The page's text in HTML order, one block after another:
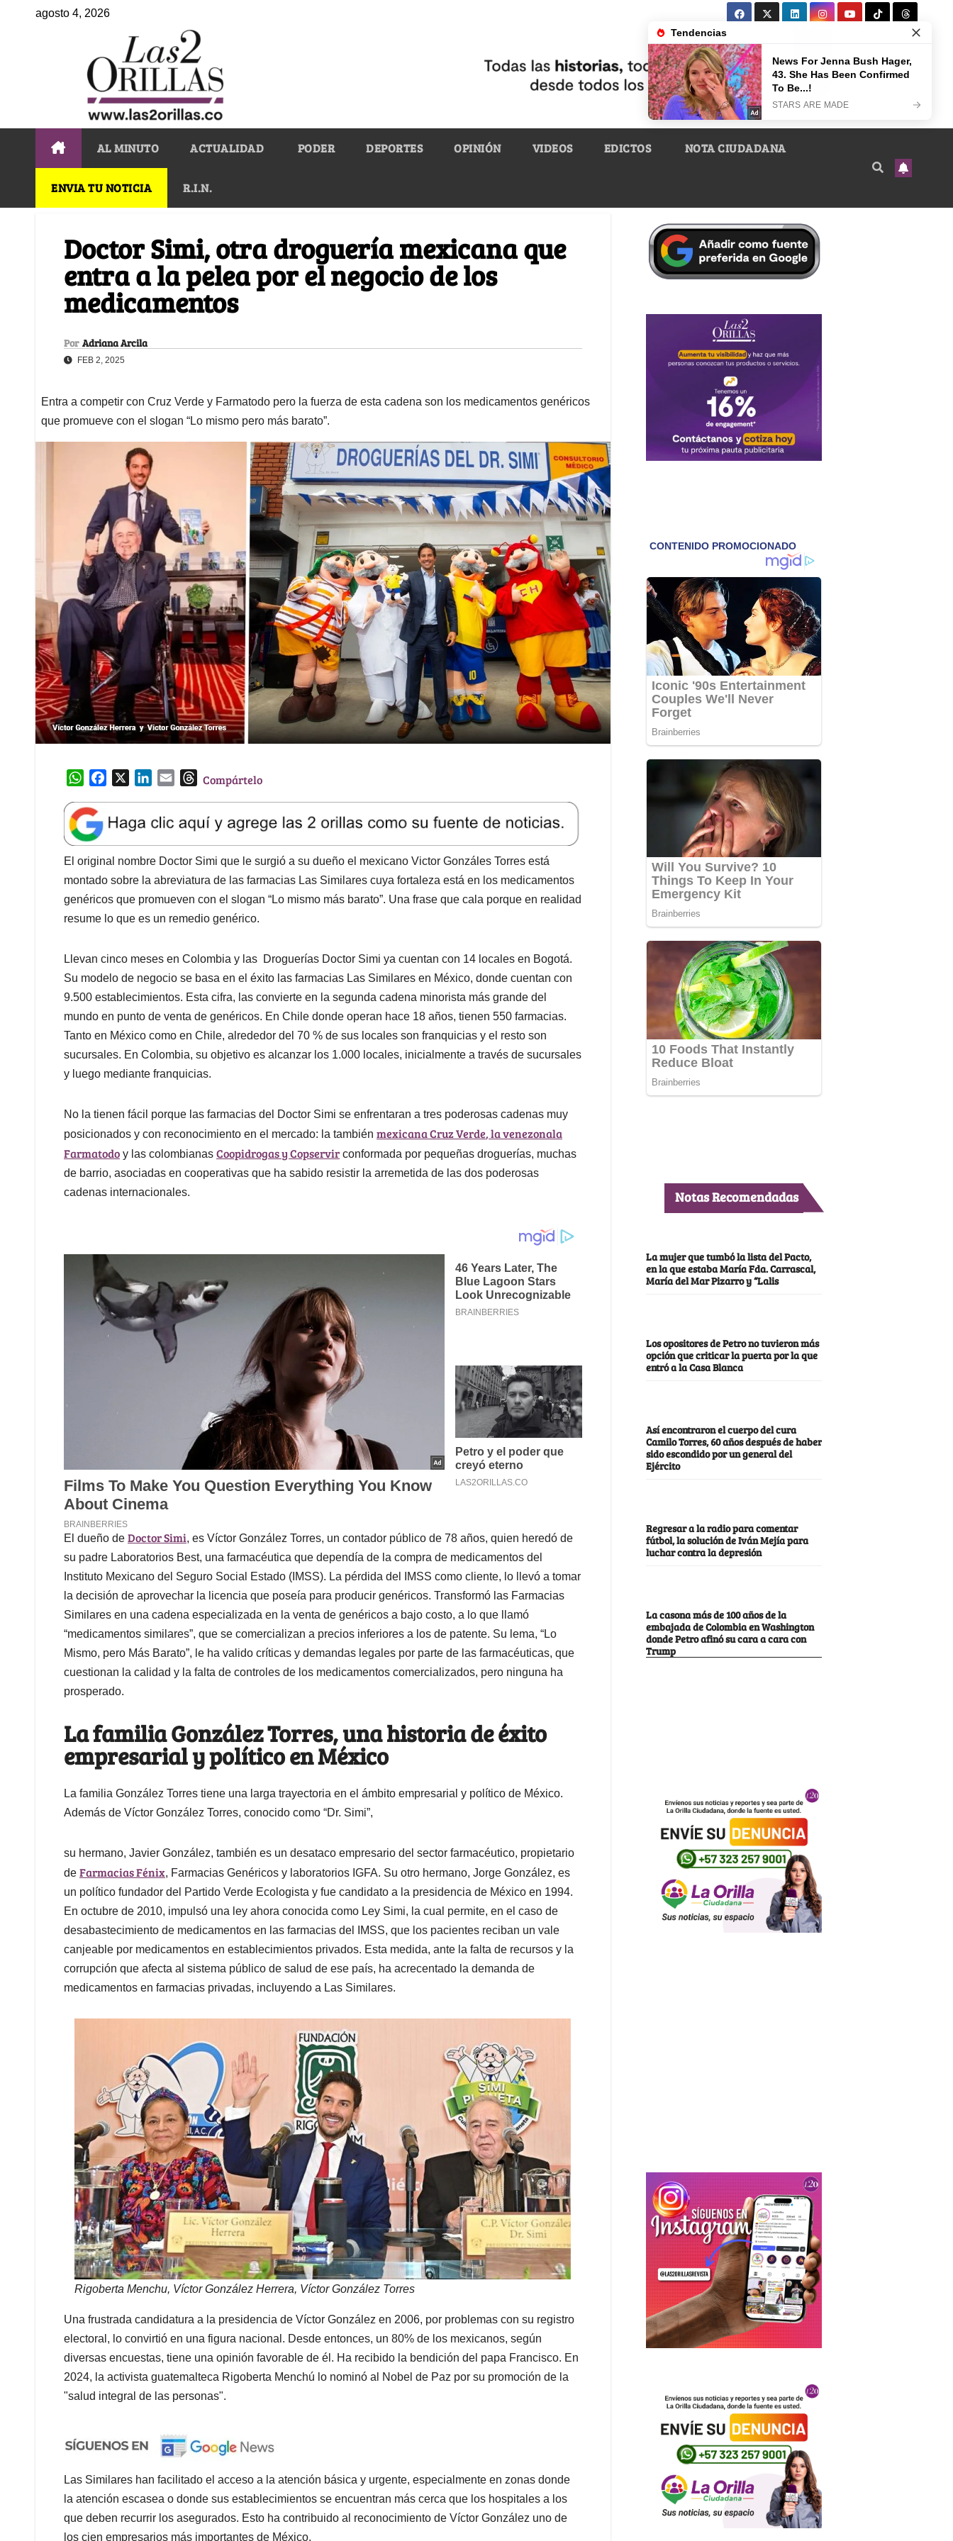
agosto 4, 2026
AL MINUTO ACTUALIDAD PODER DEPORTES OPINIÓN VIDEOS EDICTOS NOTA CIUDADANA
ENVIA TU NOTICIA R.I.N.
Doctor Simi, otra droguería mexicana que
entra a la pelea por el negocio de los
medicamentos
Por Adriana Arcila
FEB 2, 2025
Entra a competir con Cruz Verde y Farmatodo pero la fuerza de esta cadena son los medicamentos genéricos
que promueve con el slogan “Lo mismo pero más barato”.
W
a
t
s
A
p
p
e
b
o
o
k
k
e
d
I
n
l
T
e
a
d
s
Compártelo
El original nombre Doctor Simi que le surgió a su dueño el mexicano Victor Gonzáles Torres está
montado sobre la abreviatura de las farmacias Las Similares cuya fortaleza está en los medicamentos
genéricos que promueven con el slogan “Lo mismo más barato”. Una frase que cala porque en realidad
resume lo que es un remedio genérico.
Llevan cinco meses en Colombia y las Droguerías Doctor Simi ya cuentan con 14 locales en Bogotá.
Su modelo de negocio se basa en el éxito las farmacias Las Similares en México, donde cuentan con
9.500 establecimientos. Esta cifra, las convierte en la segunda cadena minorista más grande del
mundo en punto de venta de genéricos. En Chile donde operan hace 18 años, tienen 550 farmacias.
Tanto en México como en Chile, alrededor del 70 % de sus locales son franquicias y el resto son
sucursales. En Colombia, su objetivo es alcanzar los 1.000 locales, inicialmente a través de sucursales
y luego mediante franquicias.
No la tienen fácil porque las farmacias del Doctor Simi se enfrentaran a tres poderosas cadenas muy
posicionados y con reconocimiento en el mercado: la también mexicana Cruz Verde, la venezonala
Farmatodo y las colombianas Coopidrogas y Copservir conformada por pequeñas droguerías, muchas
de barrio, asociadas en cooperativas que ha sabido resistir la arremetida de las dos poderosas
cadenas internacionales.
El dueño de Doctor Simi, es Víctor González Torres, un contador público de 78 años, quien heredó de
su padre Laboratorios Best, una farmacéutica que dependía de la compra de medicamentos del
Instituto Mexicano del Seguro Social Estado (IMSS). La pérdida del IMSS como cliente, lo llevó a tomar
la decisión de aprovechar la licencia que poseía para producir genéricos. Transformó las Farmacias
Similares en una cadena especializada en la venta de genéricos a bajo costo, a lo que llamó
“medicamentos similares”, que se comercializan a precios inferiores a los de patente. Su lema, “Lo
Mismo, pero Más Barato”, le ha valido críticas y demandas legales por parte de las farmacéuticas, que
cuestionan la calidad y la falta de controles de los medicamentos comercializados, pero ninguna ha
prosperado.
La familia González Torres, una historia de éxito
empresarial y político en México
La familia González Torres tiene una larga trayectoria en el ámbito empresarial y político de México.
Además de Víctor González Torres, conocido como “Dr. Simi”,
su hermano, Javier González, también es un desataco empresario del sector farmacéutico, propietario
de Farmacias Fénix, Farmacias Genéricos y laboratorios IGFA. Su otro hermano, Jorge González, es
un político fundador del Partido Verde Ecologista y fue candidato a la presidencia de México en 1994.
En octubre de 2010, impulsó una ley ahora conocida como Ley Simi, la cual permite, en el caso de
desabastecimiento de medicamentos en las farmacias del IMSS, que los pacientes reciban un vale
canjeable por medicamentos en establecimientos privados. Esta medida, ante la falta de recursos y la
corrupción que afecta al sistema público de salud de ese país, ha acrecentado la demanda de
medicamentos en farmacias privadas, incluyendo a Las Similares.
Rigoberta Menchu, Víctor González Herrera, Víctor González Torres
Una frustrada candidatura a la presidencia de Víctor González en 2006, por problemas con su registro
electoral, lo convirtió en una figura nacional. Desde entonces, un 80% de los mexicanos, según
diversas encuestas, tiene una opinión favorable de él. Ha recibido la bendición del papa Francisco. En
2024, la activista guatemalteca Rigoberta Menchú lo nominó al Nobel de Paz por su promoción de la
"salud integral de las personas".
Las Similares han facilitado el acceso a la atención básica y urgente, especialmente en zonas donde
la atención escasea o donde sus establecimientos se encuentran más cerca que los hospitales a los
que deben recurrir los asegurados. Esto ha contribuido al reconocimiento de Víctor González uno de
los cien empresarios más importantes de México.
Notas Recomendadas
La mujer que tumbó la lista del Pacto,
en la que estaba María Fda. Carrascal,
María del Mar Pizarro y “Lalis
Los opositores de Petro no tuvieron más
opción que criticar la puerta por la que
entró a la Casa Blanca
Así encontraron el cuerpo del cura
Camilo Torres, 60 años después de haber
sido escondido por un general del
Ejército
Regresar a la radio para comentar
fútbol, la solución de Iván Mejía para
luchar contra la depresión
La casona más de 100 años de la
embajada de Colombia en Washington
donde Petro afinó su cara a cara con
Trump